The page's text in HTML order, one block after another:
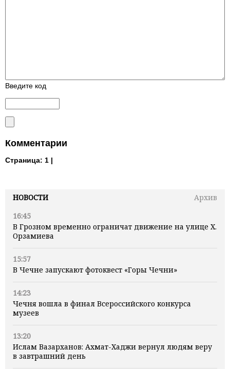
НОВОСТИ
Архив
16:45
В Грозном временно ограничат движение на улице Х.
Орзамиева
15:57
В Чечне запускают фотоквест «Горы Чечни»
14:23
Чечня вошла в финал Всероссийского конкурса
музеев
13:20
Ислам Вазарханов: Ахмат-Хаджи вернул людям веру
в завтрашний день
Введите код
Комментарии
Страница: 1 |